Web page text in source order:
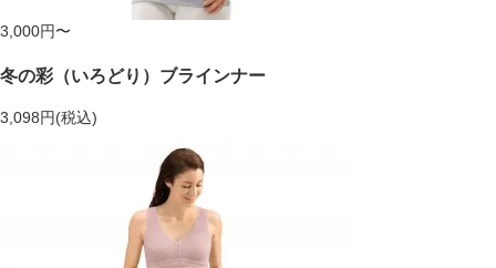
3,000円〜
冬の彩（いろどり）ブラインナー
3,098円(税込)